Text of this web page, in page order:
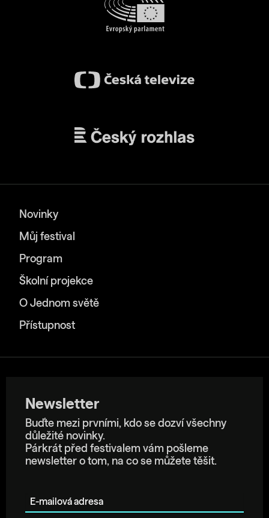
Novinky
Můj festival
Program
Školní projekce
O Jednom světě
Přístupnost
Newsletter
Buďte mezi prvními, kdo se dozví všechny
důležité novinky.
Párkrát před festivalem vám pošleme
newsletter o tom, na co se můžete těšit.